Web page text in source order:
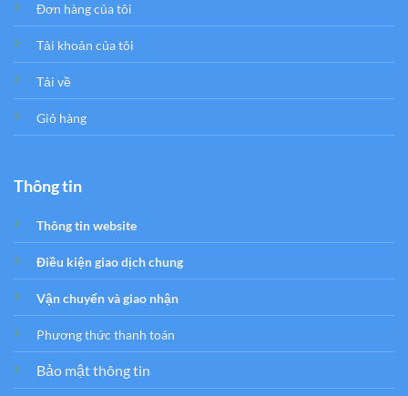
Đơn hàng của tôi
Tải khoản của tôi
Tải về
Giỏ hàng
Thông tin
Thông tin website
Điều kiện giao dịch chung
Vận chuyển và giao nhận
Phương thức thanh toán
Bảo mật thông tin